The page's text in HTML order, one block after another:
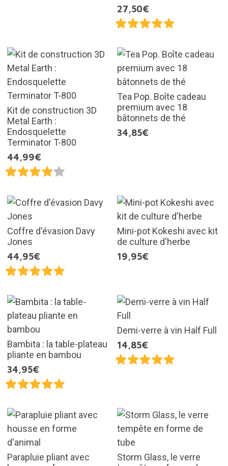
27,50€
Kit de construction 3D
Metal Earth :
Endosquelette
Terminator T-800
44,99€
Tea Pop. Boîte cadeau
premium avec 18
bâtonnets de thé
34,85€
Coffre d'évasion Davy
Jones
44,95€
Mini-pot Kokeshi avec kit
de culture d'herbe
19,95€
Bambita : la table-plateau
pliante en bambou
34,95€
Demi-verre à vin Half Full
14,85€
Parapluie pliant avec
Storm Glass, le verre